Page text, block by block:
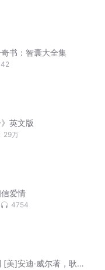
书：智囊大全集
》英文版
29万
爱情
4754
[美]安迪·威尔著，耿辉